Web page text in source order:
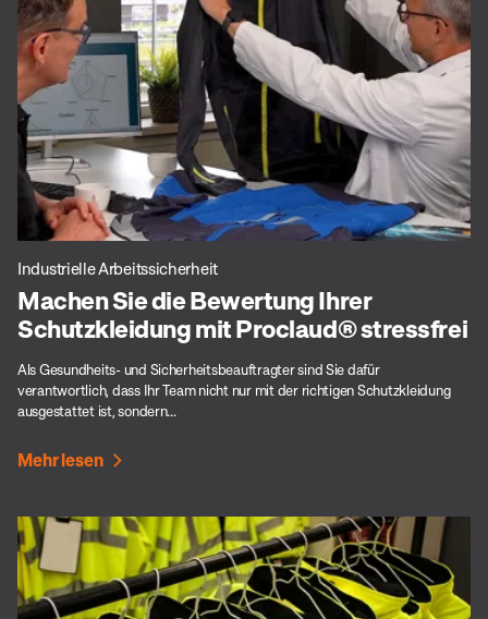
Industrielle Arbeitssicherheit
Machen Sie die Bewertung Ihrer
Schutzkleidung mit Proclaud® stressfrei
Als Gesundheits- und Sicherheitsbeauftragter sind Sie dafür
verantwortlich, dass Ihr Team nicht nur mit der richtigen Schutzkleidung
ausgestattet ist, sondern...
Mehr lesen